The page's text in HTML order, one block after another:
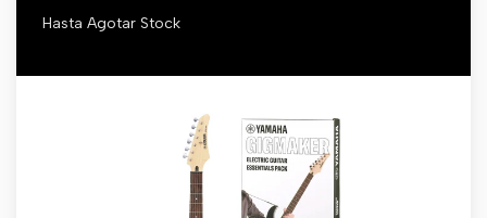
Hasta Agotar Stock